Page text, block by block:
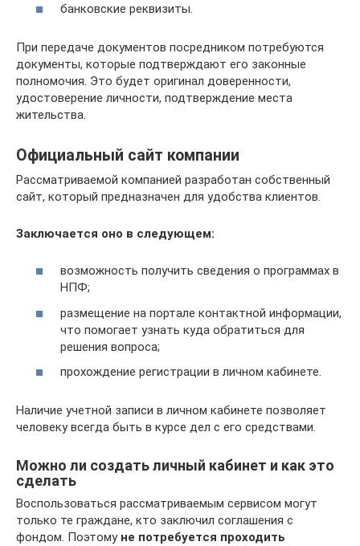
банковские реквизиты.
При передаче документов посредником потребуются
документы, которые подтверждают его законные
полномочия. Это будет оригинал доверенности,
удостоверение личности, подтверждение места
жительства.
Официальный сайт компании
Рассматриваемой компанией разработан собственный
сайт, который предназначен для удобства клиентов.
Заключается оно в следующем:
возможность получить сведения о программах в
НПФ;
размещение на портале контактной информации,
что помогает узнать куда обратиться для
решения вопроса;
прохождение регистрации в личном кабинете.
Наличие учетной записи в личном кабинете позволяет
человеку всегда быть в курсе дел с его средствами.
Можно ли создать личный кабинет и как это
сделать
Воспользоваться рассматриваемым сервисом могут
только те граждане, кто заключил соглашения с
фондом. Поэтому не потребуется проходить